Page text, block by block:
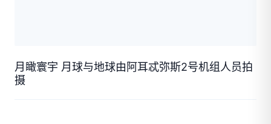
月瞰寰宇 月球与地球由阿耳忒弥斯2号机组人员拍
摄